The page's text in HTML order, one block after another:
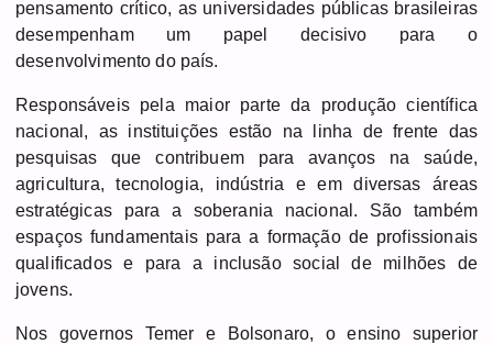
pensamento crítico, as universidades públicas brasileiras
desempenham um papel decisivo para o
desenvolvimento do país.
Responsáveis pela maior parte da produção científica
nacional, as instituições estão na linha de frente das
pesquisas que contribuem para avanços na saúde,
agricultura, tecnologia, indústria e em diversas áreas
estratégicas para a soberania nacional. São também
espaços fundamentais para a formação de profissionais
qualificados e para a inclusão social de milhões de
jovens.
Nos governos Temer e Bolsonaro, o ensino superior